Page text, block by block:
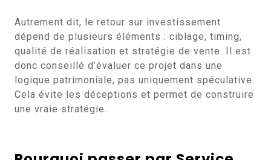
Autrement dit, le retour sur investissement
dépend de plusieurs éléments : ciblage, timing,
qualité de réalisation et stratégie de vente. Il est
donc conseillé d’évaluer ce projet dans une
logique patrimoniale, pas uniquement spéculative.
Cela évite les déceptions et permet de construire
une vraie stratégie.